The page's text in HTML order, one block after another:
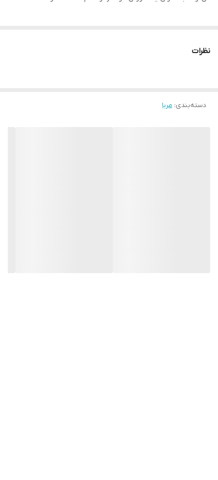
نظرات
دسته‌بندی: مربا